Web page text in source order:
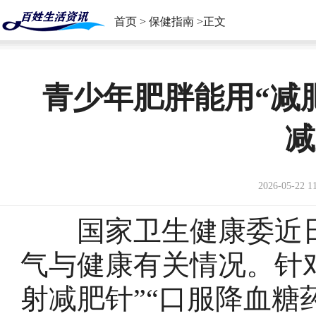
首页 > 保健指南 >正文
青少年肥胖能用“减
2026-05-22
国家卫生健康委近
气与健康有关情况。针
射减肥针”“口服降血糖